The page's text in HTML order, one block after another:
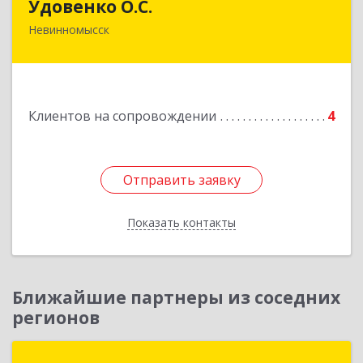
Удовенко О.С.
Невинномысск
Клиентов на сопровождении 4
Отправить заявку
Показать контакты
357 100, г.Невинномысск, ул.Революцеонная,
Отправить заявку
Назад
Ближайшие партнеры из соседних
регионов